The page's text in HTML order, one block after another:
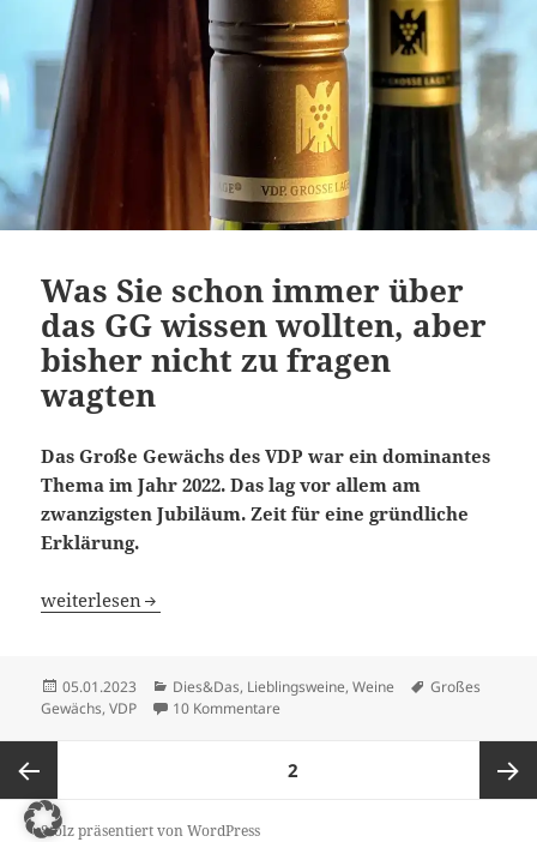
Was Sie schon immer über
das GG wissen wollten, aber
bisher nicht zu fragen
wagten
Das Große Gewächs des VDP war ein dominantes
Thema im Jahr 2022. Das lag vor allem am
zwanzigsten Jubiläum. Zeit für eine gründliche
Erklärung.
Was Sie schon immer über das GG wissen wollten, aber
weiterlesen
Veröffentlicht
am
05.01.2023 Kategorien
Dies&Das, Lieblingsweine,Weine Schlagwörter
Großes
Gewächs,VDP 10 Kommentare
der
Beiträge
Vorherige
SEITE2
Stolz präsentiert von WordPress